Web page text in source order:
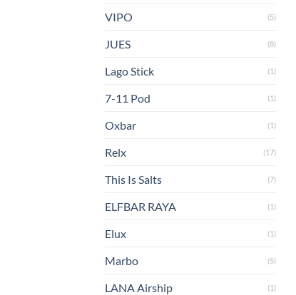
VIPO (5)
JUES (8)
Lago Stick (1)
7-11 Pod (1)
Oxbar (1)
Relx (17)
This Is Salts (7)
ELFBAR RAYA (1)
Elux (1)
Marbo (5)
LANA Airship (1)